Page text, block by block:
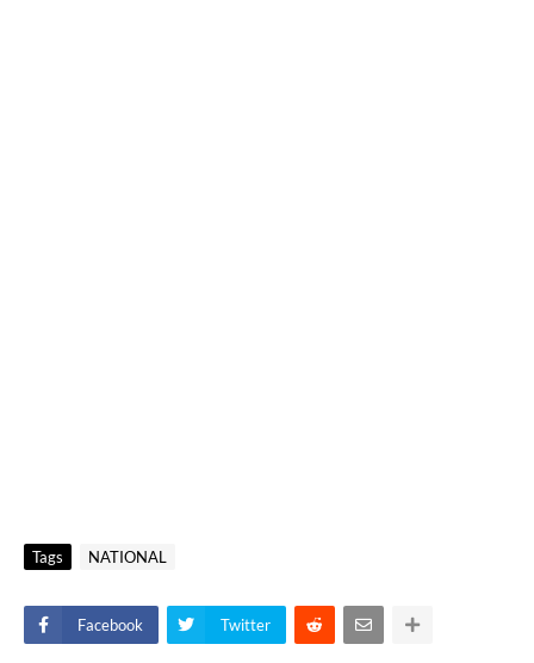
Tags NATIONAL
Facebook Twitter